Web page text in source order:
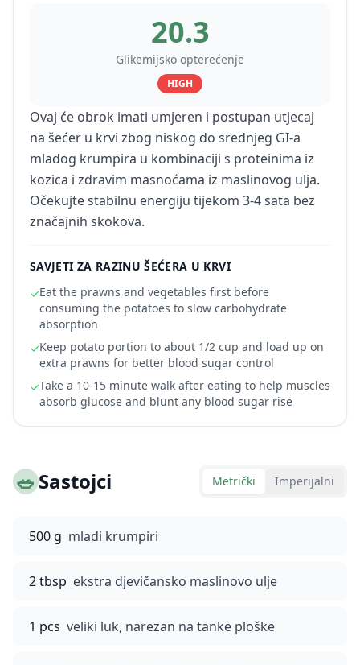
20.3
Glikemijsko opterećenje
HIGH
Ovaj će obrok imati umjeren i postupan utjecaj
na šećer u krvi zbog niskog do srednjeg GI-a
mladog krumpira u kombinaciji s proteinima iz
kozica i zdravim masnoćama iz maslinovog ulja.
Očekujte stabilnu energiju tijekom 3-4 sata bez
značajnih skokova.
SAVJETI ZA RAZINU ŠEĆERA U KRVI
✓Eat the prawns and vegetables first before
consuming the potatoes to slow carbohydrate
absorption
✓Keep potato portion to about 1/2 cup and load up on
extra prawns for better blood sugar control
✓Take a 10-15 minute walk after eating to help muscles
absorb glucose and blunt any blood sugar rise
🥗Sastojci Metrički Imperijalni
500 g mladi krumpiri
2 tbsp ekstra djevičansko maslinovo ulje
1 pcs veliki luk, narezan na tanke ploške